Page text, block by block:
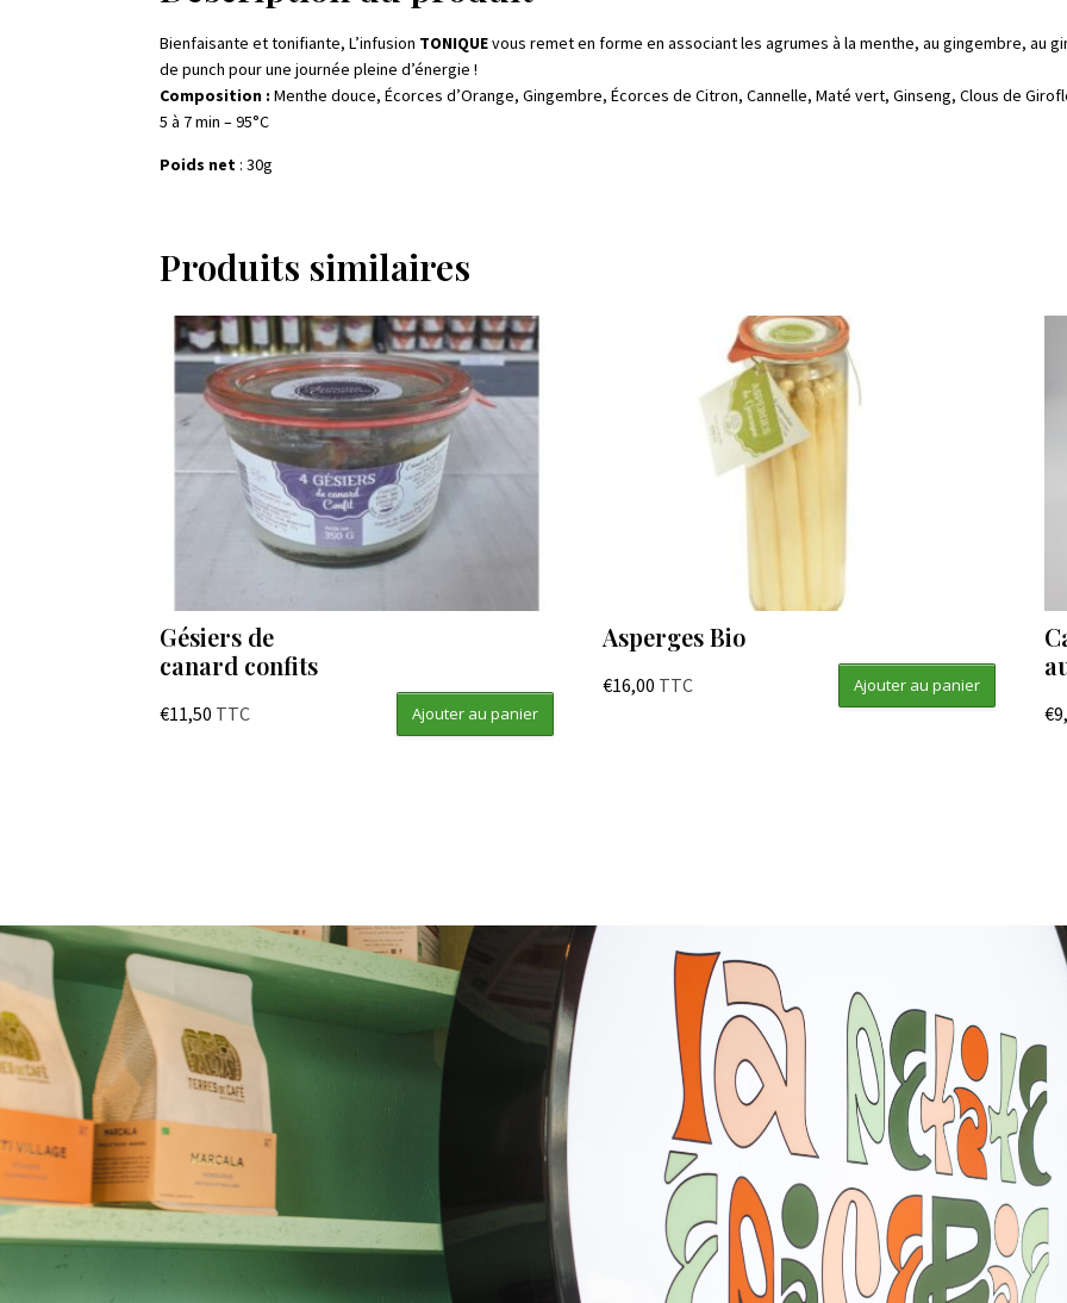
Bienfaisante et tonifiante, L’infusion TONIQUEvous remet en forme en associant les agrumes à la menthe, au gingembre, au
de punch pour une journée pleine d’énergie !
Composition :Menthe douce, Écorces d’Orange, Gingembre, Écorces de Citron, Cannelle, Maté vert, Ginseng, Clous de
5 à 7 min – 95°C
Poids net : 30g
Produits similaires
Gésiers de
canard confits
€11,50 TTC Ajouter au panier
Asperges Bio
€16,00 TTC Ajouter au panier
€